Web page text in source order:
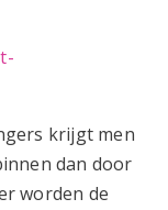
krijgt men
dan door
worden de